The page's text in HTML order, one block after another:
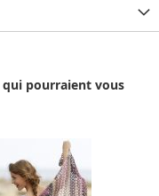
qui pourraient vous